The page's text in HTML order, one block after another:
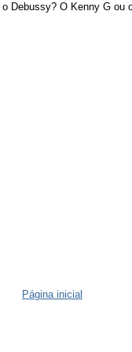
Debussy? O Kenny G ou
Página inicial